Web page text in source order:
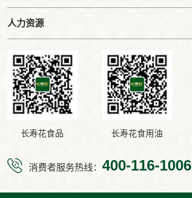
人力资源
长寿花食品 长寿花食用油
消费者服务热线： 400-116-1006